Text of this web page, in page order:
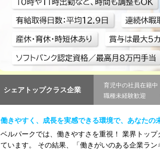
シェアトップクラス企業
育児中の社員在籍中
職種未経験歓迎
働きやすく、成長を実感できる環境で、あなたの
ベルパークでは、働きやすさを重視！ 業界トッ
ています。 その結果、「働きがいのある企業ラ